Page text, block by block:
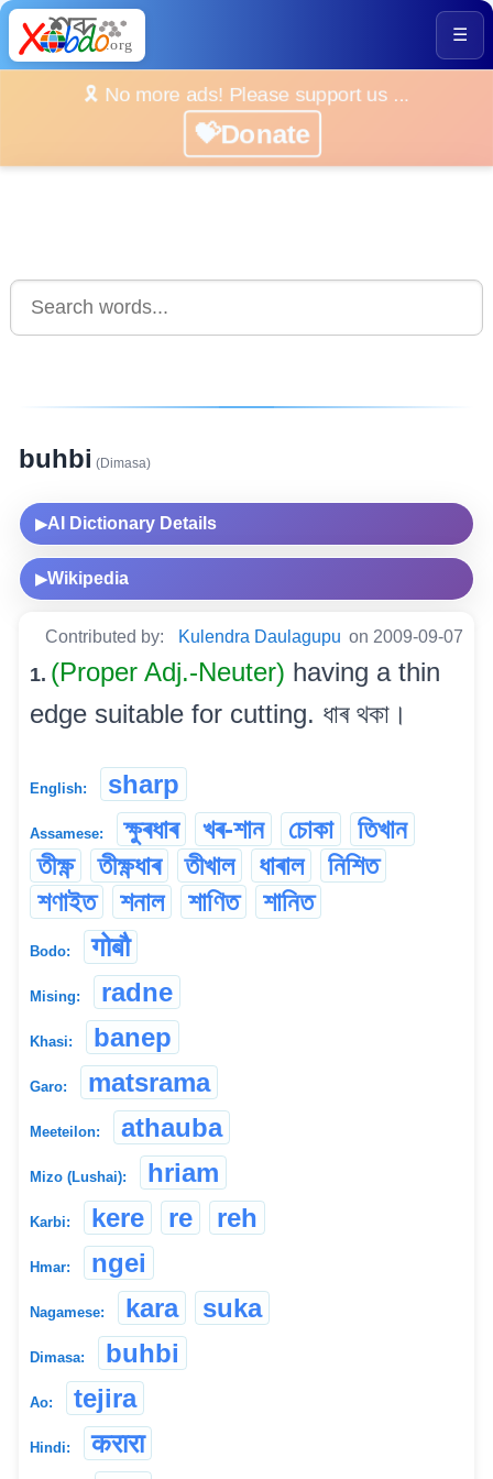
☰
🎗️ No more ads! Please support us ...
💝Donate
buhbi (Dimasa)
▶AI Dictionary Details
▶Wikipedia
Contributed by: Kulendra Daulagupu on 2009-09-07
1. (Proper Adj.-Neuter) having a thin
edge suitable for cutting. ধাৰ থকা।
English: sharp
Assamese: ক্ষুৰধাৰ খৰ-শান চোকা
তিখান
তীক্ষ্ণ
তীক্ষ্ণধাৰ তীখাল ধাৰাল
নিশিত
শণাইত
শনাল শাণিত শানিত
Bodo: गोबौ
Mising: radne
Khasi: banep
Garo: matsrama
Meeteilon: athauba
Mizo (Lushai): hriam
Karbi: kere re reh
Hmar: ngei
Nagamese: kara suka
Dimasa: buhbi
Ao: tejira
Hindi:
करारा